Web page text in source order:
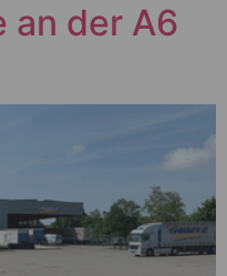
an der A6